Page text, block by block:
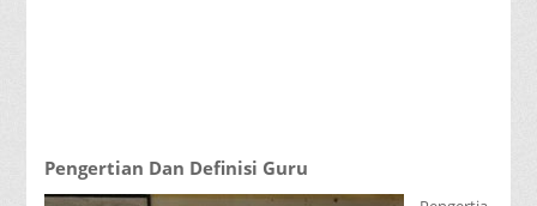
Pengertian Dan Definisi Guru